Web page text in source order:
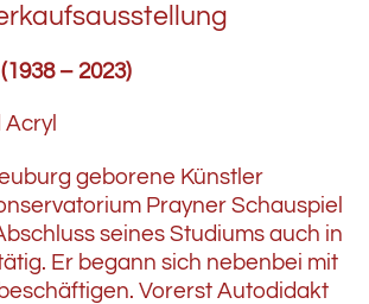
– 2023)
Acryl
geborene Künstler
Prayner Schauspiel
seines Studiums auch in
Er begann sich nebenbei mit
Vorerst Autodidakt